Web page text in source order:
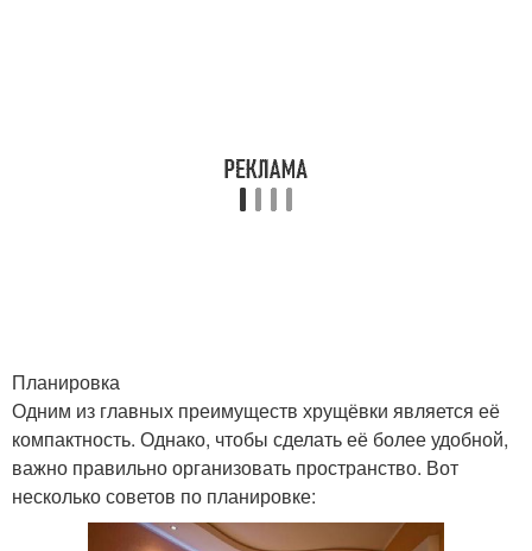
Планировки с
вариантами
Планировка
Одним из главных преимуществ хрущёвки является её
компактность. Однако, чтобы сделать её более удобной,
важно правильно организовать пространство. Вот
несколько советов по планировке: